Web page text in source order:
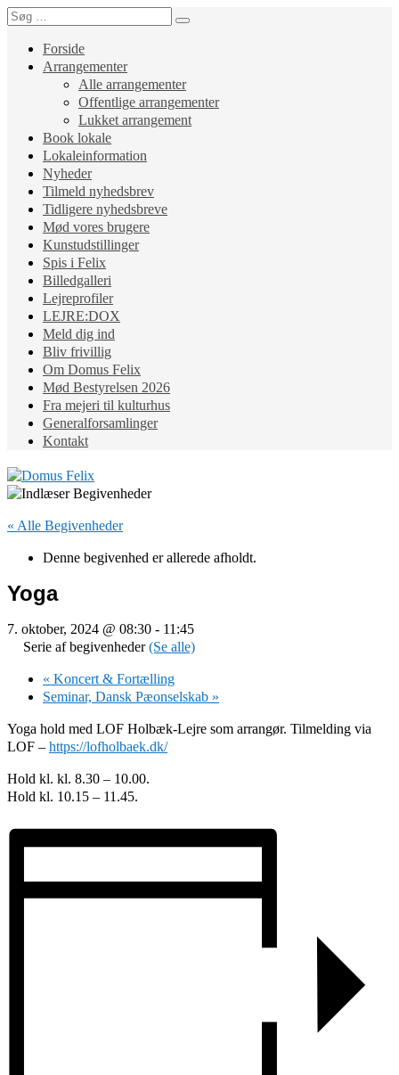
Forside
Arrangementer
Alle arrangementer
Offentlige arrangementer
Lukket arrangement
Book lokale
Lokaleinformation
Nyheder
Tilmeld nyhedsbrev
Tidligere nyhedsbreve
Mød vores brugere
Kunstudstillinger
Spis i Felix
Billedgalleri
Lejreprofiler
LEJRE:DOX
Meld dig ind
Bliv frivillig
Om Domus Felix
Mød Bestyrelsen 2026
Fra mejeri til kulturhus
Generalforsamlinger
Kontakt
« Alle Begivenheder
Denne begivenhed er allerede afholdt.
Yoga
7. oktober, 2024 @ 08:30 - 11:45
Serie af begivenheder(Se alle)
« Koncert & Fortælling
Seminar, Dansk Pæonselskab »
Yoga hold med LOF Holbæk-Lejre som arrangør. Tilmelding via
LOF – https://lofholbaek.dk/
Hold kl. kl. 8.30 – 10.00.
Hold kl. 10.15 – 11.45.